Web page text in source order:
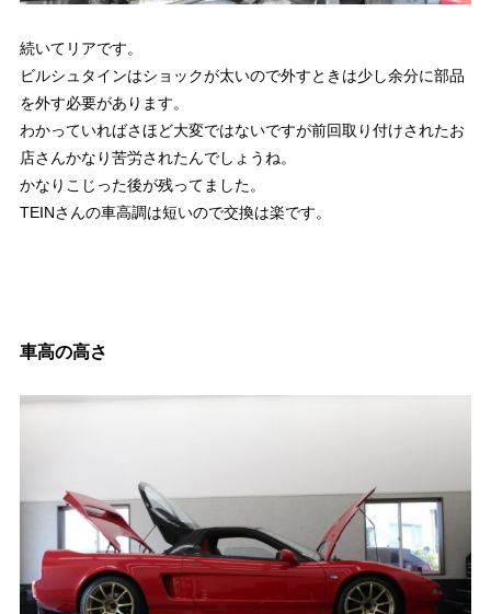
続いてリアです。
ビルシュタインはショックが太いので外すときは少し余分に部品
を外す必要があります。
わかっていればさほど大変ではないですが前回取り付けされたお
店さんかなり苦労されたんでしょうね。
かなりこじった後が残ってました。
TEINさんの車高調は短いので交換は楽です。
車高の高さ